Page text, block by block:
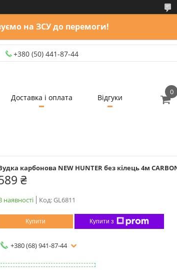
на ЗСУ до перемоги!
+380 (50) 441-87-44
Доставка і оплата Відгуки
карбонова NEW HUNTER без кілець 4м
₴
наявності Код:GL6811
Купити Купити з
+380 (68) 941-87-44